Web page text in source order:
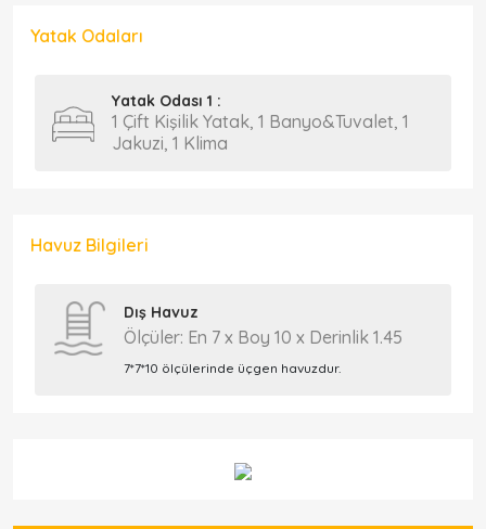
Yatak Odaları
Yatak Odası 1 :
1 Çift Kişilik Yatak, 1 Banyo&Tuvalet, 1
Jakuzi, 1 Klima
Havuz Bilgileri
Dış Havuz
Ölçüler: En 7 x Boy 10 x Derinlik 1.45
7*7*10 ölçülerinde üçgen havuzdur.